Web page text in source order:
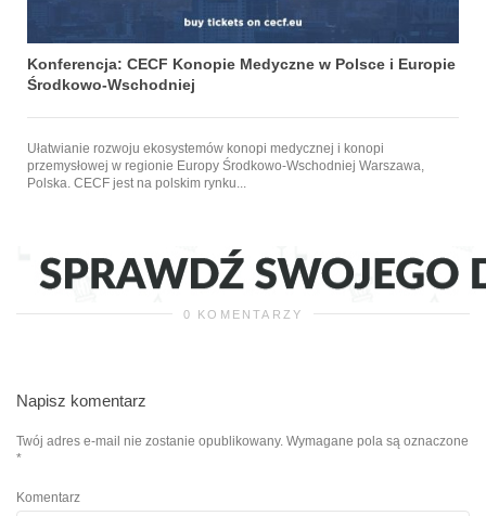
Konferencja: CECF Konopie Medyczne w Polsce i Europie
Środkowo-Wschodniej
Ułatwianie rozwoju ekosystemów konopi medycznej i konopi
przemysłowej w regionie Europy Środkowo-Wschodniej Warszawa,
Polska.​ CECF jest na polskim rynku...
0 KOMENTARZY
Napisz komentarz
Twój adres e-mail nie zostanie opublikowany. Wymagane pola są oznaczone
*
Komentarz